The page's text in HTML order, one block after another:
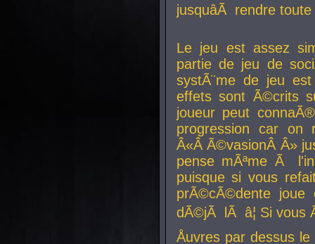
jusquâÃ rendre
Le jeu est assez
partie de jeu de
systÃ¨me de jeu
effets sont Ã©crits
joueur peut
progression car
Â«Â Ã©vasionÂ Â»
pense mÃªme Ã
puisque si vous
prÃ©cÃ©dente
dÃ©jÃ lÃ â¦ Si vous
Åuvres par dessus